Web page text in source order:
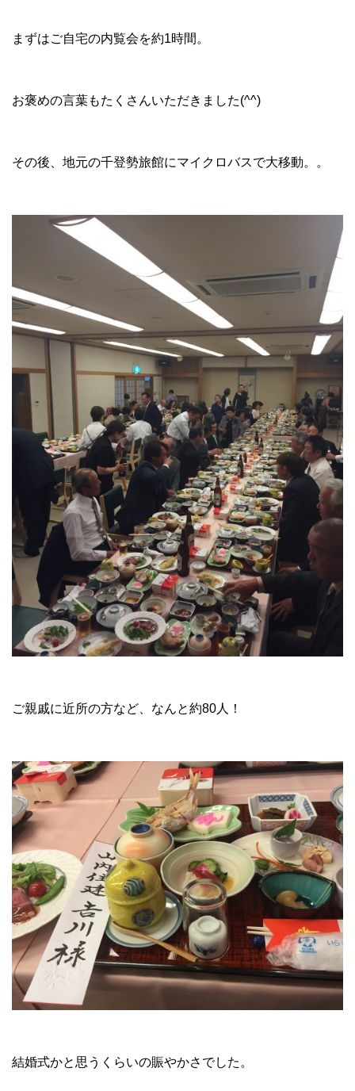
まずはご自宅の内覧会を約1時間。
お褒めの言葉もたくさんいただきました(^^)
その後、地元の千登勢旅館にマイクロバスで大移動。。
ご親戚に近所の方など、なんと約80人！
結婚式かと思うくらいの賑やかさでした。